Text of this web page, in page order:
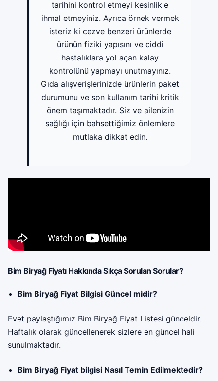
tarihini kontrol etmeyi kesinlikle
ihmal etmeyiniz. Ayrıca örnek vermek
isteriz ki cezve benzeri ürünlerde
ürünün fiziki yapısını ve ciddi
hastalıklara yol açan kalay
kontrolünü yapmayı unutmayınız.
Gıda alışverişlerinizde ürünlerin paket
durumunu ve son kullanım tarihi kritik
önem taşımaktadır. Siz ve ailenizin
sağlığı için bahsettiğimiz önlemlere
mutlaka dikkat edin.
Bim Biryağ Fiyatı Hakkında Sıkça Sorulan Sorular?
Bim Biryağ Fiyat Bilgisi Güncel midir?
Evet paylaştığımız Bim Biryağ Fiyat Listesi günceldir.
Haftalık olarak güncellenerek sizlere en güncel hali
sunulmaktadır.
Bim Biryağ Fiyat bilgisi Nasıl Temin Edilmektedir?